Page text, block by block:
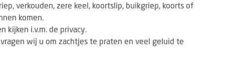
verkouden, zere keel, koortslip, buikgriep, koorts of
komen.
kijken i.v.m. de privacy.
wij u om zachtjes te praten en veel geluid te